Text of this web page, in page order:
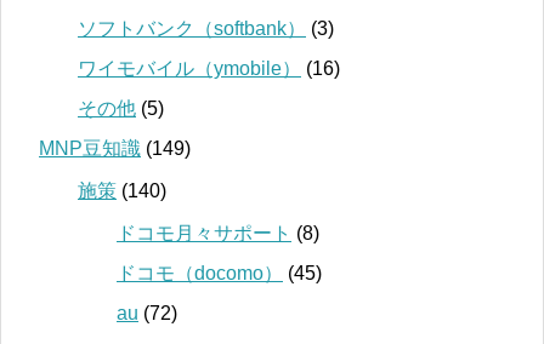
ソフトバンク（softbank）
(3)
ワイモバイル（ymobile）
(16)
その他 (5)
MNP豆知識 (149)
施策 (140)
ドコモ月々サポート (8)
ドコモ（docomo）
(45)
au (72)